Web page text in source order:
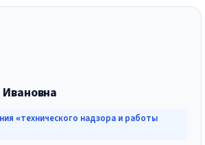
«технического надзора и работы